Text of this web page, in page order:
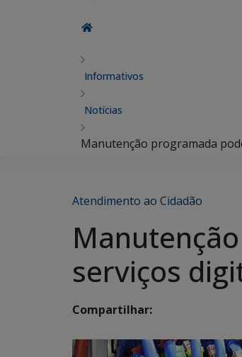
Informativos
Notícias
Manutenção programada
Atendimento ao Cidadão
serviços
Compartilhar: